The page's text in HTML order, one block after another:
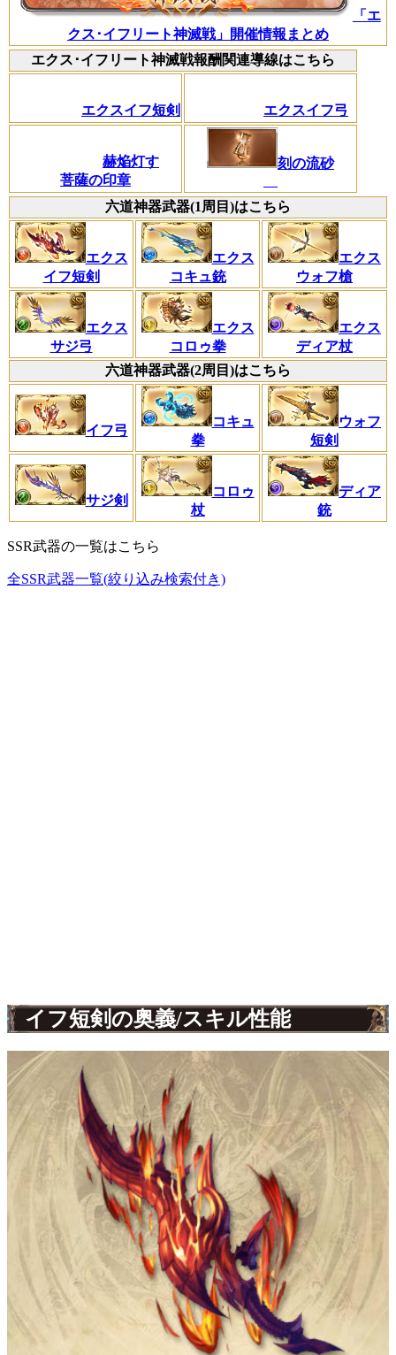
「エ
クス･イフリート神滅戦」開催情報まとめ
エクス･イフリート神滅戦報酬関連導線はこちら
エクスイフ短剣 エクスイフ弓
赫焔灯す
菩薩の印章
刻の流砂
六道神器武器(1周目)はこちら
エクス
イフ短剣
エクス
コキュ銃
エクス
ウォフ槍
エクス
サジ弓
エクス
コロゥ拳
エクス
ディア杖
六道神器武器(2周目)はこちら
イフ弓
コキュ
拳
ウォフ
短剣
サジ剣
コロゥ
杖
ディア
銃
SSR武器の一覧はこちら
全SSR武器一覧(絞り込み検索付き)
イフ短剣の奥義/スキル性能